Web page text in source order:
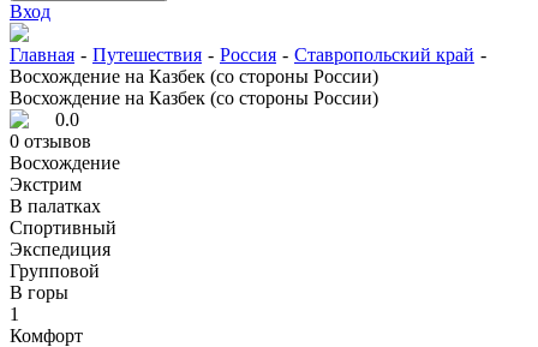
Вход
Главная - Путешествия - Россия - Ставропольский край -
Восхождение на Казбек (со стороны России)
Восхождение на Казбек (со стороны России)
0.0
0 отзывов
Восхождение
Экстрим
В палатках
Спортивный
Экспедиция
Групповой
В горы
1
Комфорт